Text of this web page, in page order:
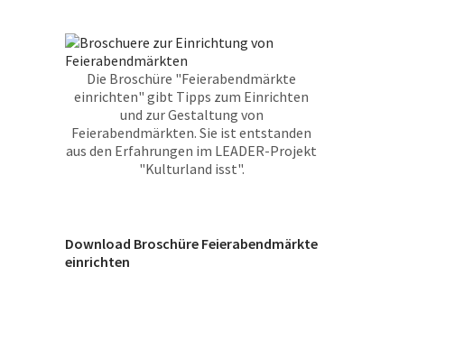
Die Broschüre "Feierabendmärkte
einrichten" gibt Tipps zum Einrichten
und zur Gestaltung von
Feierabendmärkten. Sie ist entstanden
aus den Erfahrungen im LEADER-Projekt
"Kulturland isst".
Download Broschüre Feierabendmärkte
einrichten